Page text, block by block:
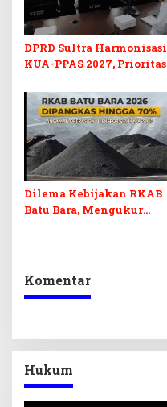
DPRD Sultra Harmonisasi
KUA-PPAS 2027, Prioritas
dan Pelunasan Utang
Infrastruktur
Dilema Kebijakan RKAB
Batu Bara, Mengukur
Komentar
Hukum